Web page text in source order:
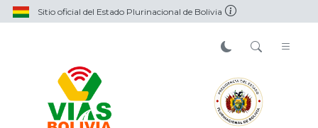
Sitio oficial del Estado Plurinacional de Bolivia